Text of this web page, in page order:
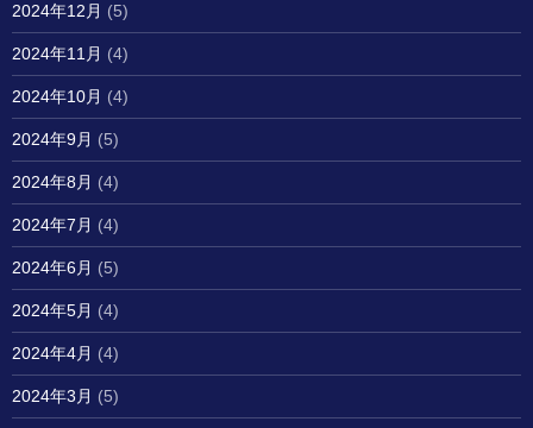
2024年12月 (5)
2024年11月 (4)
2024年10月 (4)
2024年9月 (5)
2024年8月 (4)
2024年7月 (4)
2024年6月 (5)
2024年5月 (4)
2024年4月 (4)
2024年3月 (5)